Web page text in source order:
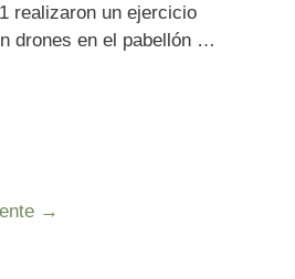
realizaron un ejercicio
drones en el pabellón …
→